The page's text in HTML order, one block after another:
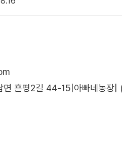
흔평2길 44-15|아빠네농장|